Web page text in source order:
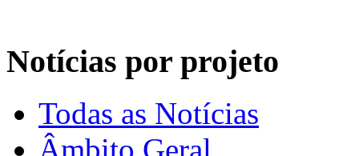
Notícias por projeto
Todas as Notícias
Âmbito Geral